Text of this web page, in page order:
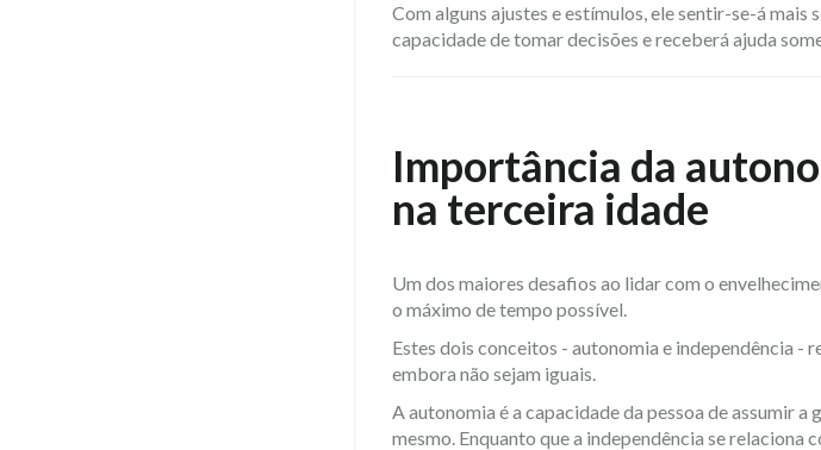
Com alguns ajustes e estímulos, ele sentir-se-á mais
capacidade de tomar decisões e receberá ajuda
Importância da
na terceira idade
Um dos maiores desafios ao lidar com o
o máximo de tempo possível.
Estes dois conceitos - autonomia e independência -
embora não sejam iguais.
A autonomia é a capacidade da pessoa de assumir
mesmo. Enquanto que a independência se relaciona